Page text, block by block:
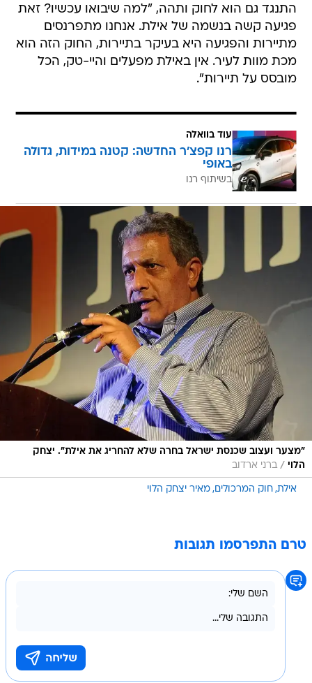
התנגד גם הוא לחוק ותהה, "למה שיבואו עכשיו? זאת
פגיעה קשה בנשמה של אילת. אנחנו מתפרנסים
מתיירות והפגיעה היא בעיקר בתיירות, החוק הזה הוא
מכת מוות לעיר. אין באילת מפעלים והיי-טק, הכל
מובסס על תיירות".
עוד בוואלה
רנו קפצ'ר החדשה: קטנה במידות, גדולה
באופי
בשיתוף רנו
"מצער ועצוב שכנסת ישראל בחרה שלא להחריג את אילת". יצחק
הלוי / ברני ארדוב
אילת חוק המרכולים מאיר יצחק הלוי
טרם התפרסמו תגובות